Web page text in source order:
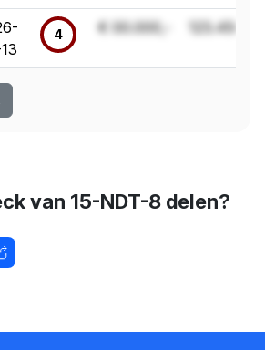
4 € 00.000,- 123.456 km
van 15-NDT-8 delen?